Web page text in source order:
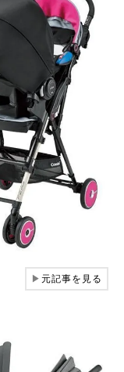
▶元記事を見る